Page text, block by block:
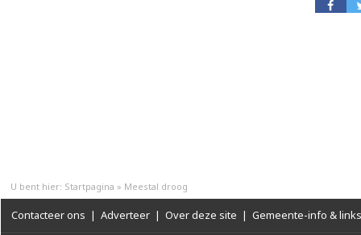
U bent hier: Startpagina » Meestal droog
Contacteer ons | Adverteer | Over deze site | Gemeente-info & links